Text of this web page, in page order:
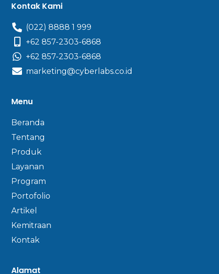
Kontak Kami
(022) 8888 1 999
+62 857-2303-6868
+62 857-2303-6868
marketing@cyberlabs.co.id
Menu
Beranda
Tentang
Produk
Layanan
Program
Portofolio
Artikel
Kemitraan
Kontak
Alamat